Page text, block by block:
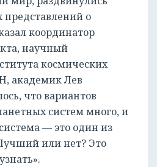
о
координатор
научный
космических
академик Лев
что вариантов
систем много, и
— это один из
или нет? Это